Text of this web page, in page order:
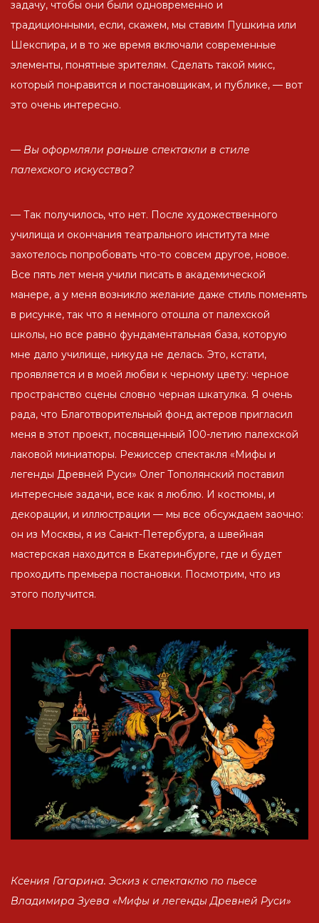
задачу, чтобы они были одновременно и
традиционными, если, скажем, мы ставим Пушкина или
Шекспира, и в то же время включали современные
элементы, понятные зрителям. Сделать такой микс,
который понравится и постановщикам, и публике, — вот
это очень интересно.
— Вы оформляли раньше спектакли в стиле
палехского искусства?
— Так получилось, что нет. После художественного
училища и окончания театрального института мне
захотелось попробовать что-то совсем другое, новое.
Все пять лет меня учили писать в академической
манере, а у меня возникло желание даже стиль поменять
в рисунке, так что я немного отошла от палехской
школы, но все равно фундаментальная база, которую
мне дало училище, никуда не делась. Это, кстати,
проявляется и в моей любви к черному цвету: черное
пространство сцены словно черная шкатулка. Я очень
рада, что Благотворительный фонд актеров пригласил
меня в этот проект, посвященный 100-летию палехской
лаковой миниатюры. Режиссер спектакля «Мифы и
легенды Древней Руси» Олег Тополянский поставил
интересные задачи, все как я люблю. И костюмы, и
декорации, и иллюстрации — мы все обсуждаем заочно:
он из Москвы, я из Санкт-Петербурга, а швейная
мастерская находится в Екатеринбурге, где и будет
проходить премьера постановки. Посмотрим, что из
этого получится.
Ксения Гагарина. Эскиз к спектаклю по пьесе
Владимира Зуева «Мифы и легенды Древней Руси»